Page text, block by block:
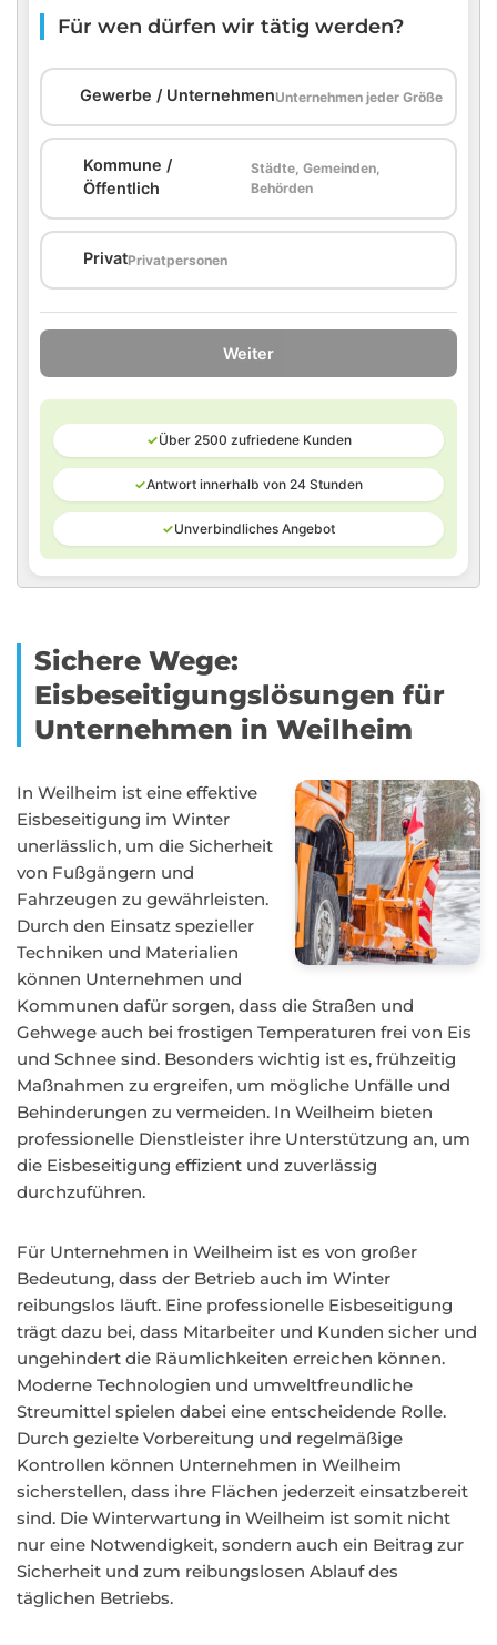
Für wen dürfen wir tätig werden?
Gewerbe / UnternehmenUnternehmen jeder Größe
Kommune /
Öffentlich
Städte, Gemeinden,
Behörden
PrivatPrivatpersonen
Weiter
✓Über 2500 zufriedene Kunden
✓Antwort innerhalb von 24 Stunden
✓Unverbindliches Angebot
Sichere Wege:
Eisbeseitigungslösungen für
Unternehmen in Weilheim
In Weilheim ist eine effektive
Eisbeseitigung im Winter
unerlässlich, um die Sicherheit
von Fußgängern und
Fahrzeugen zu gewährleisten.
Durch den Einsatz spezieller
Techniken und Materialien
können Unternehmen und
Kommunen dafür sorgen, dass die Straßen und
Gehwege auch bei frostigen Temperaturen frei von Eis
und Schnee sind. Besonders wichtig ist es, frühzeitig
Maßnahmen zu ergreifen, um mögliche Unfälle und
Behinderungen zu vermeiden. In Weilheim bieten
professionelle Dienstleister ihre Unterstützung an, um
die Eisbeseitigung effizient und zuverlässig
durchzuführen.
Für Unternehmen in Weilheim ist es von großer
Bedeutung, dass der Betrieb auch im Winter
reibungslos läuft. Eine professionelle Eisbeseitigung
trägt dazu bei, dass Mitarbeiter und Kunden sicher und
ungehindert die Räumlichkeiten erreichen können.
Moderne Technologien und umweltfreundliche
Streumittel spielen dabei eine entscheidende Rolle.
Durch gezielte Vorbereitung und regelmäßige
Kontrollen können Unternehmen in Weilheim
sicherstellen, dass ihre Flächen jederzeit einsatzbereit
sind. Die Winterwartung in Weilheim ist somit nicht
nur eine Notwendigkeit, sondern auch ein Beitrag zur
Sicherheit und zum reibungslosen Ablauf des
täglichen Betriebs.